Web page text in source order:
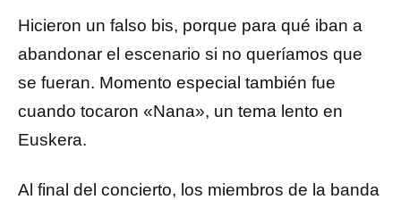
Hicieron un falso bis, porque para qué iban a
abandonar el escenario si no queríamos que
se fueran. Momento especial también fue
cuando tocaron «Nana», un tema lento en
Euskera.
Al final del concierto, los miembros de la banda